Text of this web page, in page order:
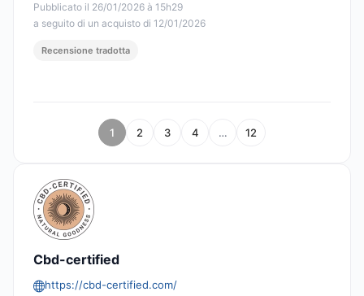
Pubblicato il 26/01/2026 à 15h29
a seguito di un acquisto di 12/01/2026
Recensione tradotta
1 2 3 4 … 12
Cbd-certified
https://cbd-certified.com/